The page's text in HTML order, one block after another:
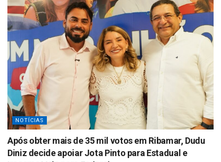
NOTÍCIAS
Após obter mais de 35 mil votos em Ribamar, Dudu
Diniz decide apoiar Jota Pinto para Estadual e